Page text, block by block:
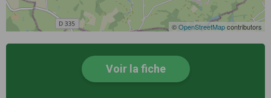
©OpenStreetMapcontributors
Voir la fiche